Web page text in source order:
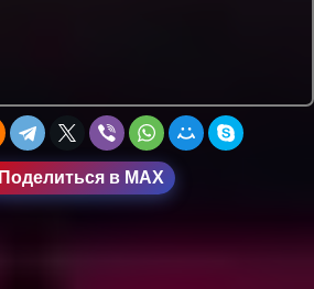
Поделиться в MAX